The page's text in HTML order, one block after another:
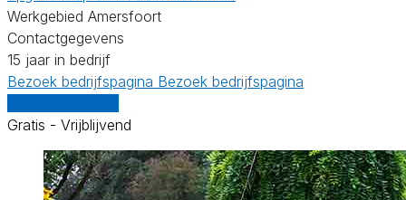
Werkgebied Amersfoort
Contactgegevens
15 jaar in bedrijf
Bezoek bedrijfspagina Bezoek bedrijfspagina
Gratis - Vrijblijvend